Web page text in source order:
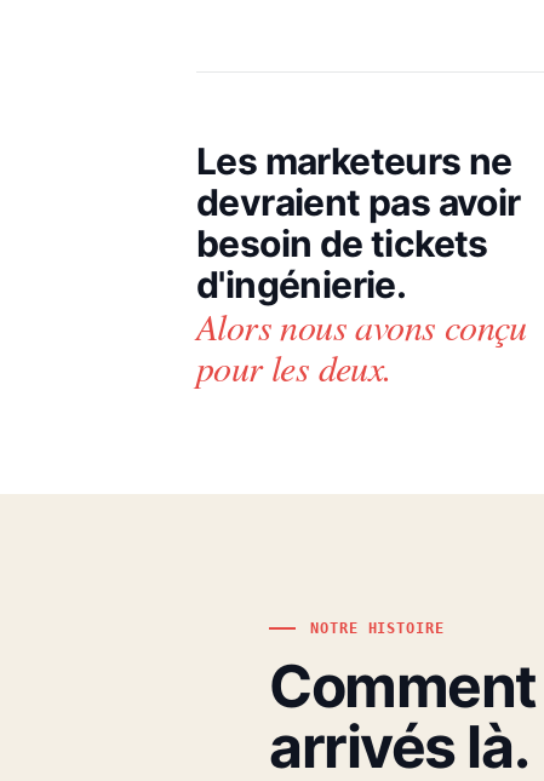
Les marketeurs ne
devraient pas avoir
besoin de tickets
d'ingénierie.
Alors nous avons conçu
pour les deux.
NOTRE HISTOIRE
arrivés là.